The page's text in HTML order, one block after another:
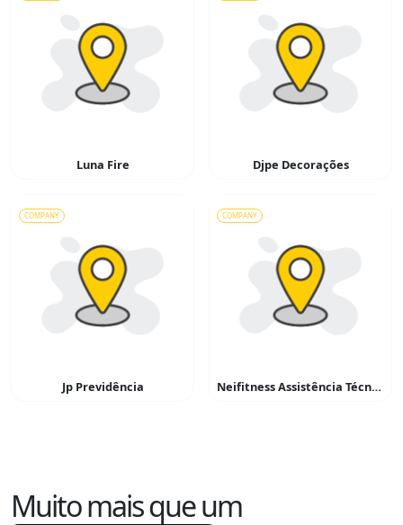
Luna Fire Djpe Decorações
COMPANY
Jp Previdência
COMPANY
Neifitness Assistência Técnica Em Esteiras e Equipantos de Ginástica
Muito mais que um